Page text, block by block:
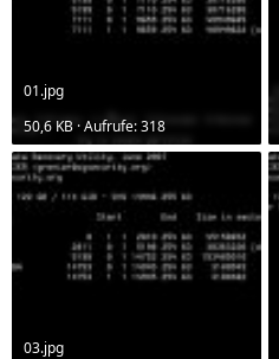
01.jpg
50,6 KB · Aufrufe: 318
03.jpg